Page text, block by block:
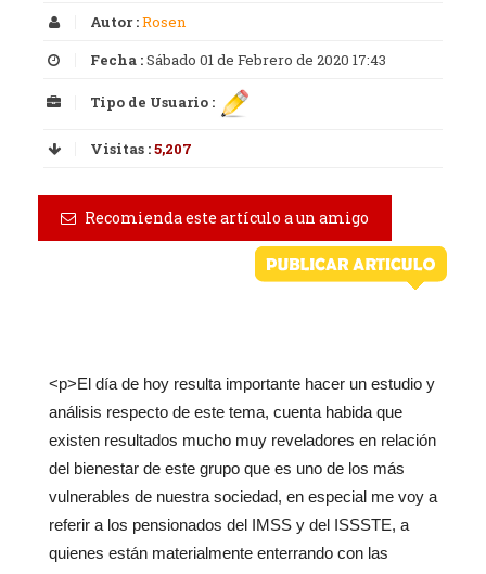
Autor :Rosen
Fecha :Sábado 01 de Febrero de 2020 17:43
Tipo de Usuario :
Visitas :5,207
Recomienda este artículo a un amigo
<p>El día de hoy resulta importante hacer un estudio y
análisis respecto de este tema, cuenta habida que
existen resultados mucho muy reveladores en relación
del bienestar de este grupo que es uno de los más
vulnerables de nuestra sociedad, en especial me voy a
referir a los pensionados del IMSS y del ISSSTE, a
quienes están materialmente enterrando con las